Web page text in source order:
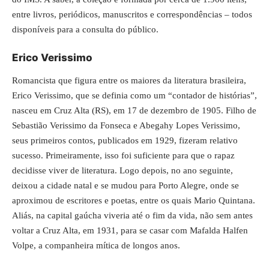
entre livros, periódicos, manuscritos e correspondências – todos
disponíveis para a consulta do público.
Erico Verissimo
Romancista que figura entre os maiores da literatura brasileira,
Erico Verissimo, que se definia como um “contador de histórias”,
nasceu em Cruz Alta (RS), em 17 de dezembro de 1905. Filho de
Sebastião Verissimo da Fonseca e Abegahy Lopes Verissimo,
seus primeiros contos, publicados em 1929, fizeram relativo
sucesso. Primeiramente, isso foi suficiente para que o rapaz
decidisse viver de literatura. Logo depois, no ano seguinte,
deixou a cidade natal e se mudou para Porto Alegre, onde se
aproximou de escritores e poetas, entre os quais Mario Quintana.
Aliás, na capital gaúcha viveria até o fim da vida, não sem antes
voltar a Cruz Alta, em 1931, para se casar com Mafalda Halfen
Volpe, a companheira mítica de longos anos.